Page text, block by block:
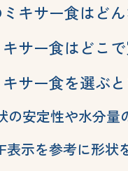
キサー食はど
サー食はどこ
サー食を選ぶ
の安定性や水分量
表示を参考に形状